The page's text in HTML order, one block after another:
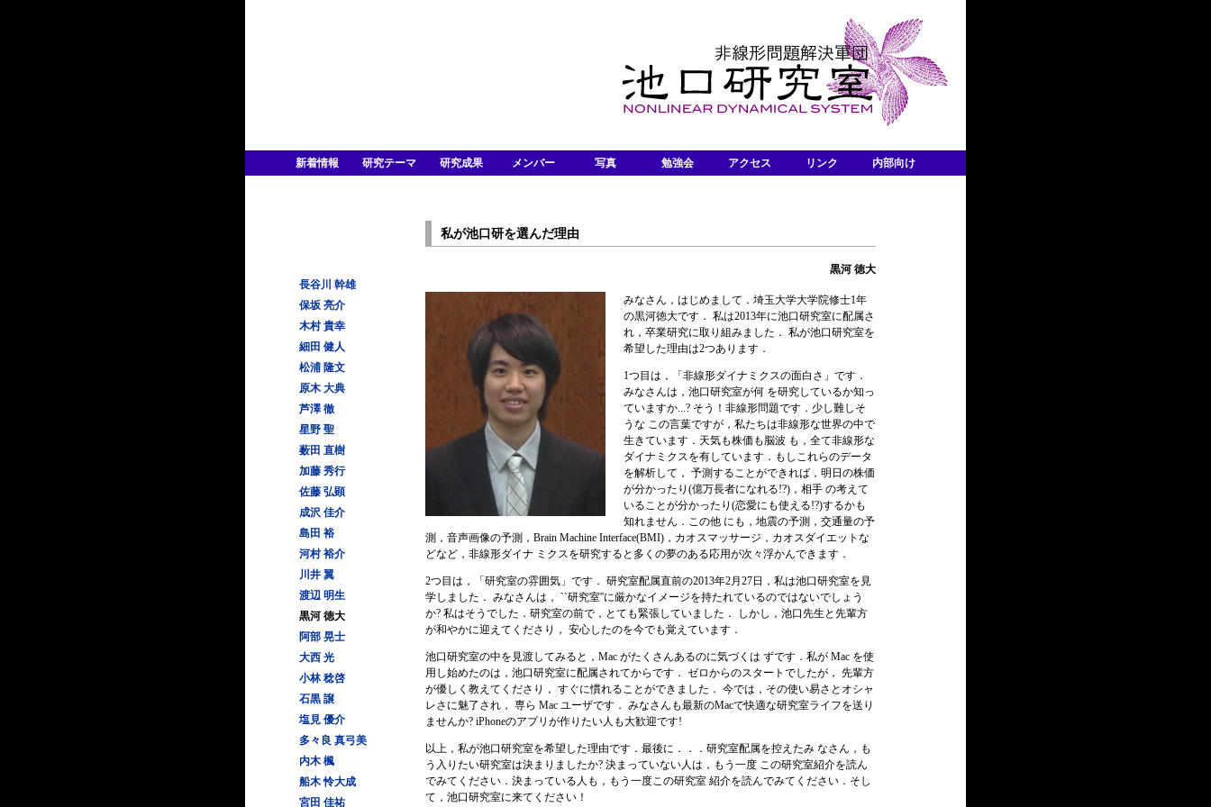
新着情報 研究テーマ 研究成果 メンバー 写真 勉強会 アクセス リンク 内部向け
私が池口研を選んだ理由
黒河 徳大
みなさん，はじめまして．埼玉大学大学院修士1年
の黒河徳大です． 私は2013年に池口研究室に配属さ
れ，卒業研究に取り組みました． 私が池口研究室を
希望した理由は2つあります．
1つ目は，「非線形ダイナミクスの面白さ」です．
みなさんは，池口研究室が何 を研究しているか知っ
ていますか...? そう！非線形問題です．少し難しそ
うな この言葉ですが，私たちは非線形な世界の中で
生きています．天気も株価も脳波 も，全て非線形な
ダイナミクスを有しています．もしこれらのデータ
を解析して， 予測することができれば，明日の株価
が分かったり(億万長者になれる!?)，相手 の考えて
いることが分かったり(恋愛にも使える!?)するかも
知れません．この他 にも，地震の予測，交通量の予
測，音声画像の予測，Brain Machine Interface(BMI)，カオスマッサージ，カオスダイエットな
どなど，非線形ダイナ ミクスを研究すると多くの夢のある応用が次々浮かんできます．
2つ目は，「研究室の雰囲気」です． 研究室配属直前の2013年2月27日，私は池口研究室を見
学しました． みなさんは， ``研究室''に厳かなイメージを持たれているのではないでしょう
か? 私はそうでした．研究室の前で，とても緊張していました． しかし，池口先生と先輩方
が和やかに迎えてくださり， 安心したのを今でも覚えています．
池口研究室の中を見渡してみると，Mac がたくさんあるのに気づくは ずです．私が Mac を使
用し始めたのは，池口研究室に配属されてからです． ゼロからのスタートでしたが， 先輩方
が優しく教えてくださり， すぐに慣れることができました． 今では，その使い易さとオシャ
レさに魅了され， 専ら Mac ユーザです． みなさんも最新のMacで快適な研究室ライフを送り
ませんか? iPhoneのアプリが作りたい人も大歓迎です!
以上，私が池口研究室を希望した理由です．最後に．．．研究室配属を控えたみ なさん，も
う入りたい研究室は決まりましたか? 決まっていない人は，もう一度 この研究室紹介を読ん
でみてください．決まっている人も，もう一度この研究室 紹介を読んでみてください．そし
て，池口研究室に来てください！
長谷川 幹雄
保坂 亮介
木村 貴幸
細田 健人
松浦 隆文
原木 大典
芦澤 徹
星野 聖
薮田 直樹
加藤 秀行
佐藤 弘顕
成沢 佳介
島田 裕
河村 裕介
川井 翼
渡辺 明生
黒河 徳大
阿部 晃士
大西 光
小林 稔啓
石黒 譲
塩見 優介
多々良 真弓美
内木 楓
船木 怜大成
宮田 佳祐